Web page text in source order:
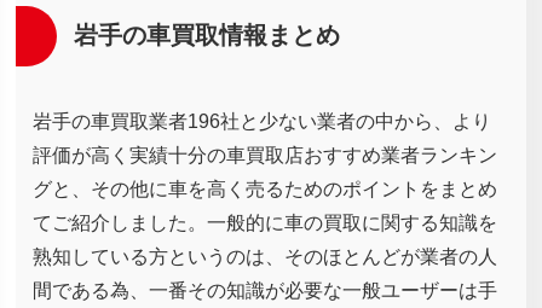
岩手の車買取情報まとめ
岩手の車買取業者196社と少ない業者の中から、より
評価が高く実績十分の車買取店おすすめ業者ランキン
グと、その他に車を高く売るためのポイントをまとめ
てご紹介しました。一般的に車の買取に関する知識を
熟知している方というのは、そのほとんどが業者の人
間である為、一番その知識が必要な一般ユーザーは手